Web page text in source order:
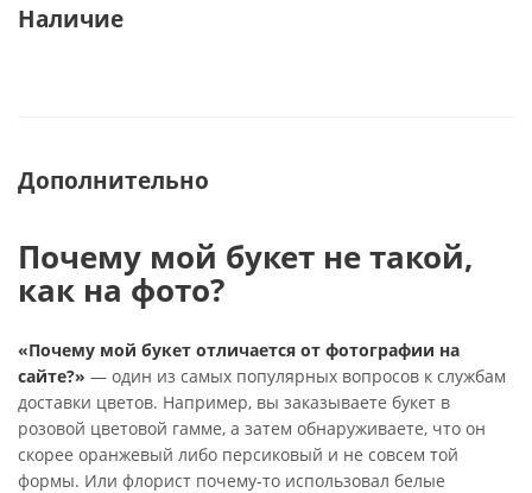
Наличие
Дополнительно
Почему мой букет не такой,
как на фото?
«Почему мой букет отличается от фотографии на
сайте?» — один из самых популярных вопросов к службам
доставки цветов. Например, вы заказываете букет в
розовой цветовой гамме, а затем обнаруживаете, что он
скорее оранжевый либо персиковый и не совсем той
формы. Или флорист почему-то использовал белые